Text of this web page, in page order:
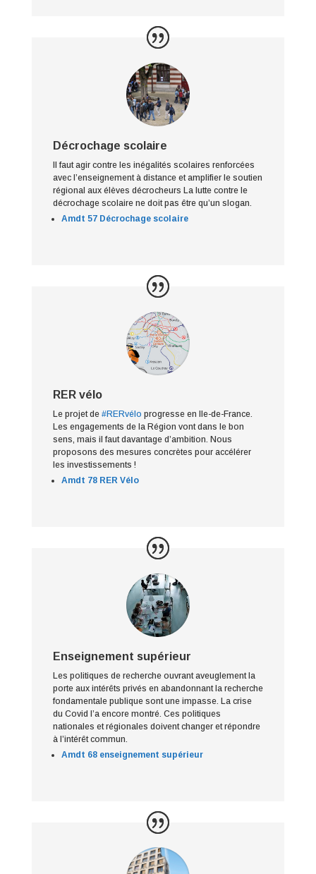
Décrochage scolaire
Il faut agir contre les inégalités scolaires renforcées
avec l’enseignement à distance et amplifier le soutien
régional aux élèves décrocheurs La lutte contre le
décrochage scolaire ne doit pas être qu’un slogan.
Amdt 57 Décrochage scolaire
RER vélo
Le projet de #RERvélo progresse en Ile-de-France.
Les engagements de la Région vont dans le bon
sens, mais il faut davantage d’ambition. Nous
proposons des mesures concrètes pour accélérer
les investissements !
Amdt 78 RER Vélo
Enseignement supérieur
Les politiques de recherche ouvrant aveuglement la
porte aux intérêts privés en abandonnant la recherche
fondamentale publique sont une impasse. La crise
du Covid l’a encore montré. Ces politiques
nationales et régionales doivent changer et répondre
à l’intérêt commun.
Amdt 68 enseignement supérieur